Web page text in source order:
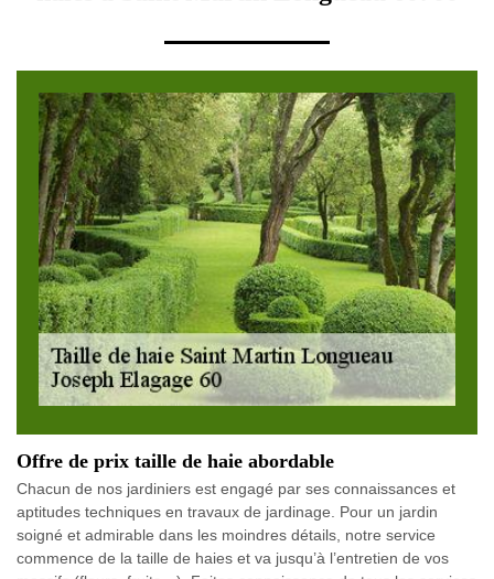
Offre de prix taille de haie abordable
Chacun de nos jardiniers est engagé par ses connaissances et
aptitudes techniques en travaux de jardinage. Pour un jardin
soigné et admirable dans les moindres détails, notre service
commence de la taille de haies et va jusqu’à l’entretien de vos